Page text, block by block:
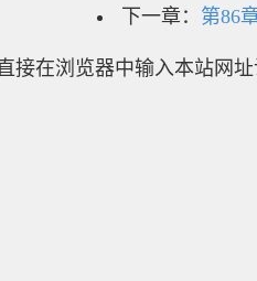
下一章： 第86
接在浏览器中输入本站网